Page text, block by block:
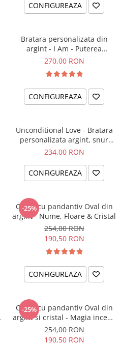
CONFIGUREAZA
Bratara personalizata din
argint - I Am - Puterea
intentiei la mana ta
270,00 RON
CONFIGUREAZA
Unconditional Love - Bratara
personalizata argint, snur
impletit piele
234,00 RON
CONFIGUREAZA
-25%
Colier cu pandantiv Oval din
argint - Nume, Floare & Cristal
254,00 RON
190,50 RON
CONFIGUREAZA
-25%
Colier cu pandantiv Oval din
argint si cristal - Magia incepe
cu tine
254,00 RON
190,50 RON